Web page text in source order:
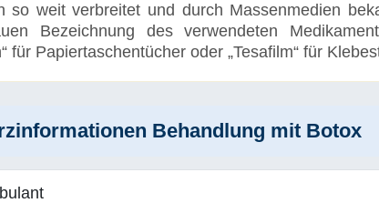
so weit verbreitet und durch Massenmedien
Bezeichnung des verwendeten
für Papiertaschentücher oder „Tesafilm“ für
Behandlung mit Botox